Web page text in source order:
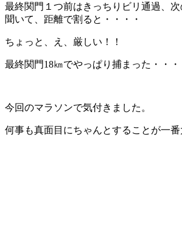
最終関門１つ前はきっちりビリ通過、
聞いて、距離で割ると・・・・
ちょっと、え、厳しい！！
最終関門18㎞でやっぱり捕まった・・・
今回のマラソンで気付きました。
何事も真面目にちゃんとすることが一番